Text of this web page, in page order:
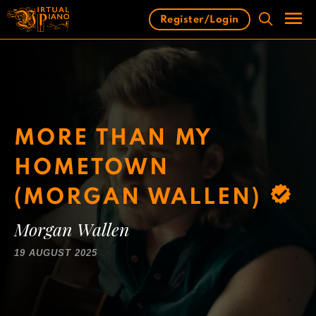
Skip
content
Register/Login
MORE THAN MY
HOMETOWN
(MORGAN WALLEN)
Morgan Wallen
19 AUGUST 2025